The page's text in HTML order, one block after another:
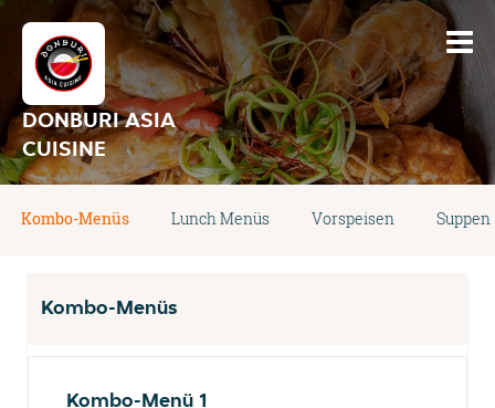
DONBURI ASIA
CUISINE
Kombo-Menüs Lunch Menüs Vorspeisen Suppen
Kombo-Menüs
Kombo-Menü 1